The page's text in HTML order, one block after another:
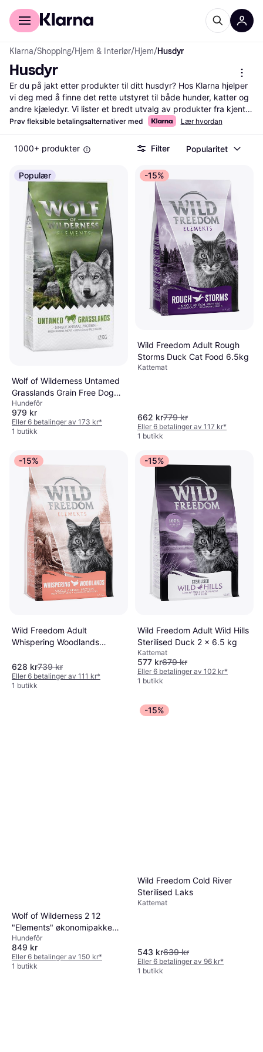
For kunder
Klarna/Shopping/Hjem & Interiør/Hjem/Husdyr
Husdyr
Er du på jakt etter produkter til ditt husdyr? Hos Klarna hjelper
vi deg med å finne det rette utstyret til både hunder, katter og
andre kjæledyr. Vi lister et bredt utvalg av produkter fra kjente
merker, og gir deg muligheten til å sammenligne priser. Bruk
våre praktiske filtre for å sortere etter kategori, pris eller
brukeranmeldelser. Dette gjør det enkelt for deg å navigere og
velge det som passer dine behov best. Du kan også lese
erfaringer fra andre brukere for å få en bedre forståelse av
produktene. Vi guider deg til de beste tilbudene og sørger for
at du får mest mulig verdi for pengene dine. Begynn her for å
finne det perfekte produktet til ditt husdyr!
Les mer om husdyr her
Prøv fleksible betalingsalternativer med Lær hvordan
1000+ produkter Filter Popularitet
Populær
Wolf of Wilderness Untamed
Grasslands Grain Free Dog
Food 12kg
Hundefôr
979 kr
Eller 6 betalinger av 173 kr*
1 butikk
-15%
Wild Freedom Adult Rough
Storms Duck Cat Food 6.5kg
Kattemat
662 kr779 kr
Eller 6 betalinger av 117 kr*
1 butikk
-15%
Wild Freedom Adult
Whispering Woodlands
628 kr739 kr
Eller 6 betalinger av 111 kr*
1 butikk
-15%
Wild Freedom Adult Wild Hills
Sterilised Duck 2 x 6.5 kg
Kattemat
577 kr679 kr
Eller 6 betalinger av 102 kr*
1 butikk
Wolf of Wilderness 2 12
"Elements" økonomipakke
Rocky Canyons
Hundefôr
849 kr
Eller 6 betalinger av 150 kr*
1 butikk
-15%
Wild Freedom Cold River
Sterilised Laks
Kattemat
543 kr639 kr
Eller 6 betalinger av 96 kr*
1 butikk